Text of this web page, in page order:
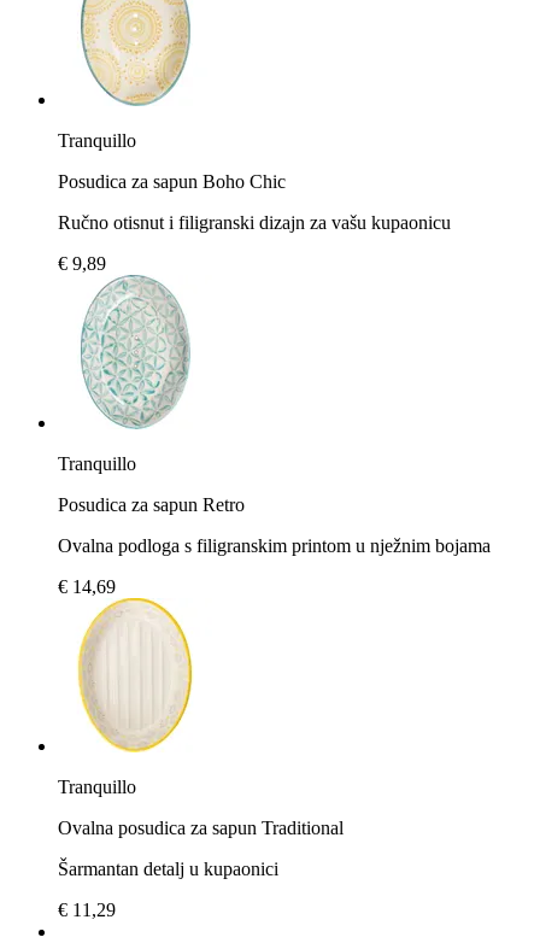
Tranquillo
Posudica za sapun Boho Chic
Ručno otisnut i filigranski dizajn za vašu kupaonicu
€ 9,89
Tranquillo
Posudica za sapun Retro
Ovalna podloga s filigranskim printom u nježnim bojama
€ 14,69
Tranquillo
Ovalna posudica za sapun Traditional
Šarmantan detalj u kupaonici
€ 11,29